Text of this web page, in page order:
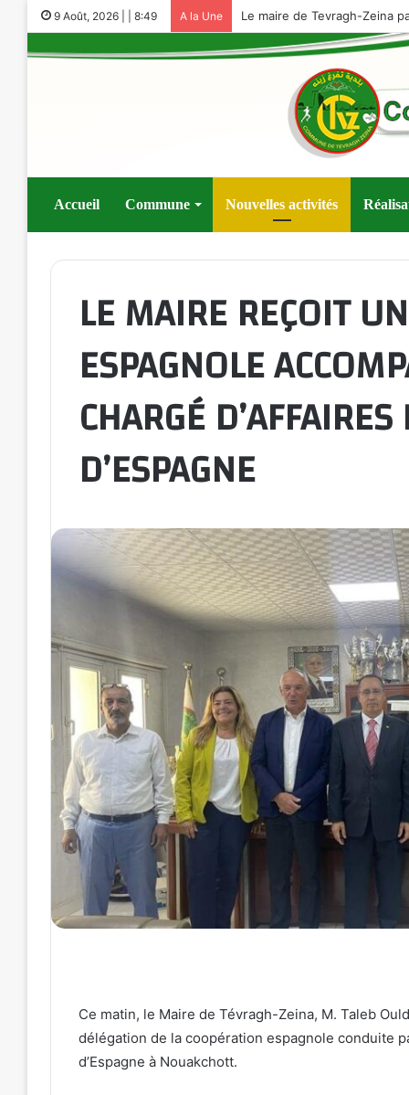
9 Août, 2026 | | 8:49 A la Une
Accueil Commune Nouvelles activités
LE MAIRE REÇOIT
ESPAGNOLE
CHARGÉ
D’ESPAGNE
Ce matin, le Maire de Tévragh-Zeina, M. Taleb
délégation de la coopération espagnole conduite
d’Espagne à Nouakchott.